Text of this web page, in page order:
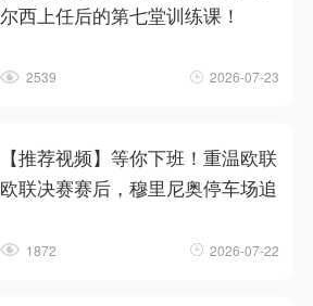
尔西上任后的第七堂训练课！
2539 2026-07-23
【推荐视频】等你下班！重温欧联
欧联决赛赛后，穆里尼奥停车场追
1872 2026-07-22